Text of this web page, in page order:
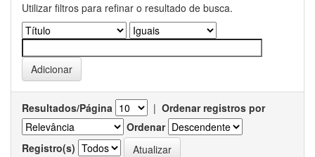
Utilizar filtros para refinar o resultado de busca.
Resultados/Página | Ordenar registros por
Ordenar
Registro(s)